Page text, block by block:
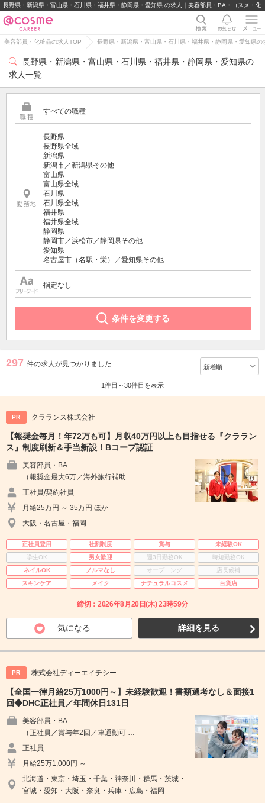
美容部員・化粧品の求人TOP 長野県・新潟県・富山県・石川県・福井県・静岡県・愛知県の
長野県・新潟県・富山県・石川県・福井県・静岡県・愛知県の
求人一覧
すべての職種
長野県
長野県全域
新潟県
新潟市／新潟県その他
富山県
富山県全域
石川県
石川県全域
福井県
福井県全域
静岡県
静岡市／浜松市／静岡県その他
愛知県
名古屋市（名駅・栄）／愛知県その他
指定なし
条件を変更する
297 件の求人が見つかりました
1件目～30件目を表示
PR クラランス株式会社
【報奨金毎月！年72万も可】月収40万円以上も目指せる『クララン
ス』制度刷新＆手当新設！Bコープ認証
美容部員・BA
（報奨金最大6万／海外旅行補助 …
正社員/契約社員
月給25万円 ～ 35万円 ほか
大阪・名古屋・福岡
正社員登用 社割制度 賞与
未経験OK
学生OK
男女歓迎 週3日勤務OK
時短勤務OK
ネイルOK
ノルマなし オープニング
店長候補
スキンケア
メイク ナチュラルコスメ 百貨店
締切：2026年8月20日(木) 23時59分
気になる 詳細を見る
PR 株式会社ディーエイチシー
【全国一律月給25万1000円～】未経験歓迎！書類選考なし＆面接1
回◆DHC正社員／年間休日131日
美容部員・BA
（正社員／賞与年2回／車通勤可 …
正社員
月給25万1,000円 ～
北海道・東京・埼玉・千葉・神奈川・群馬・茨城・
宮城・愛知・大阪・奈良・兵庫・広島・福岡